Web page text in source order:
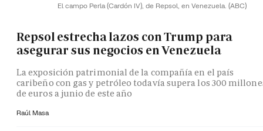
El campo Perla (Cardón IV), de Repsol, en Venezuela. (ABC)
Repsol estrecha lazos con Trump para
asegurar sus negocios en Venezuela
La exposición patrimonial de la compañía en el país
caribeño con gas y petróleo todavía supera los 300
de euros a junio de este año
Raúl Masa